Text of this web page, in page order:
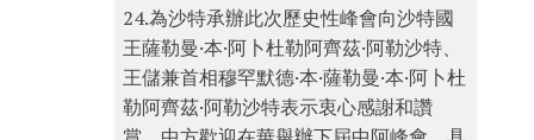
24.為沙特承辦此次歷史性峰會向沙特國
王薩勒曼·本·阿卜杜勒阿齊茲·阿勒沙特、
王儲兼首相穆罕默德·本·薩勒曼·本·阿卜杜
勒阿齊茲·阿勒沙特表示衷心感謝和讚